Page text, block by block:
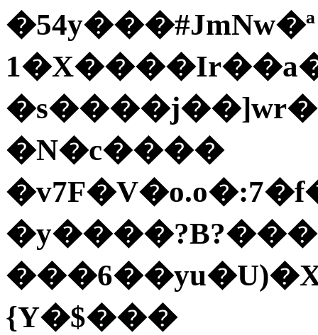
�54y���#JmNw�ª
�N�c����
{Y�$���